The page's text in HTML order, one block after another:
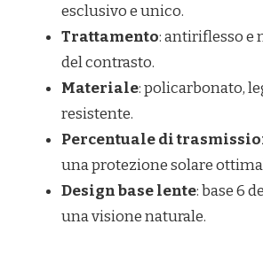
esclusivo e unico.
Trattamento: antiriflesso e
del contrasto.
Materiale: policarbonato,
resistente.
Percentuale di
una protezione solare
Design base lente: base 6
una visione naturale.